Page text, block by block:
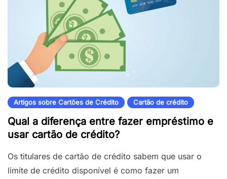
Artigos sobre Cartões de Crédito Cartão de crédito
Qual a diferença entre fazer empréstimo e
usar cartão de crédito?
Os titulares de cartão de crédito sabem que usar o
limite de crédito disponível é como fazer um